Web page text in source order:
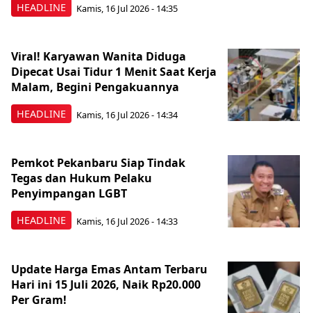
HEADLINE Kamis, 16 Jul 2026 - 14:35
HEADLINE
Viral! Karyawan Wanita Diduga
Dipecat Usai Tidur 1 Menit Saat Kerja
Malam, Begini Pengakuannya
Kamis, 16 Jul 2026 - 14:34
HEADLINE
Pemkot Pekanbaru Siap Tindak
Tegas dan Hukum Pelaku
Penyimpangan LGBT
Kamis, 16 Jul 2026 - 14:33
Update Harga Emas Antam Terbaru
Hari ini 15 Juli 2026, Naik Rp20.000
Per Gram!